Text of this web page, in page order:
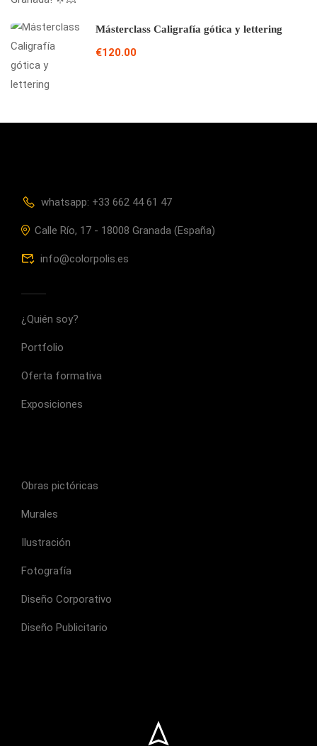
Másterclass Caligrafía gótica y lettering
€120.00
whatsapp: +33 662 44 61 47
Calle Río, 17 - 18008 Granada (España)
info@colorpolis.es
¿Quién soy?
Portfolio
Oferta formativa
Exposiciones
Obras pictóricas
Murales
Ilustración
Fotografía
Diseño Corporativo
Diseño Publicitario